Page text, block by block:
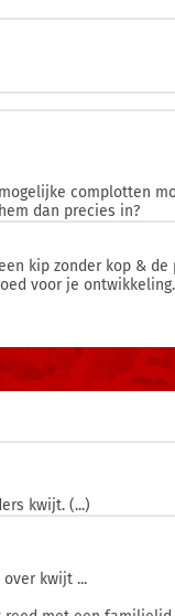
complotten
dan precies in?
kip zonder kop & de
voor je ontwikkeling.
kwijt. (...)
kwijt ...